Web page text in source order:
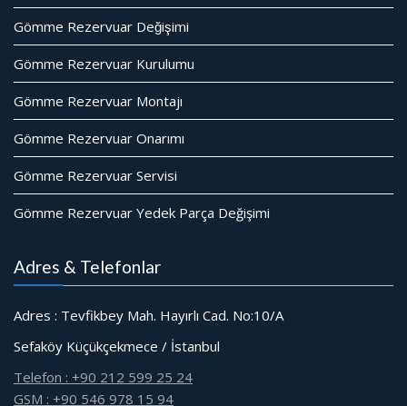
Gömme Rezervuar Değişimi
Gömme Rezervuar Kurulumu
Gömme Rezervuar Montajı
Gömme Rezervuar Onarımı
Gömme Rezervuar Servisi
Gömme Rezervuar Yedek Parça Değişimi
Adres & Telefonlar
Adres : Tevfikbey Mah. Hayırlı Cad. No:10/A
Sefaköy Küçükçekmece / İstanbul
Telefon : +90 212 599 25 24
GSM : +90 546 978 15 94